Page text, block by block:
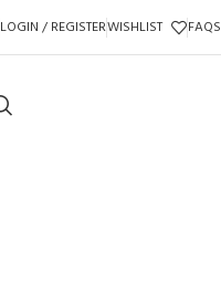
FAQS
WISHLIST
LOGIN / REGISTER